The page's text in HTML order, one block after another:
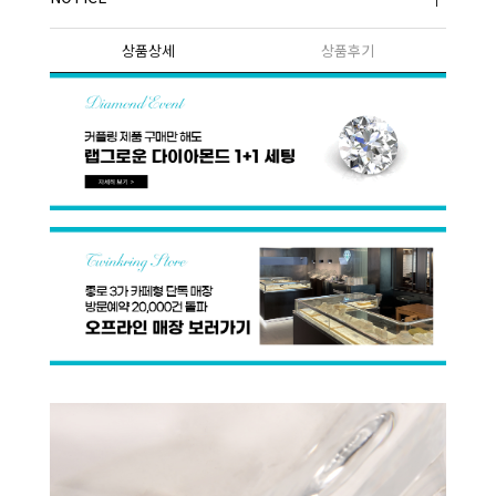
상품상세 상품후기